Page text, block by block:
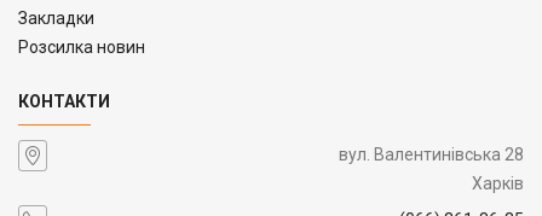
Закладки
Розсилка новин
КОНТАКТИ
вул. Валентинівська 28
Харків